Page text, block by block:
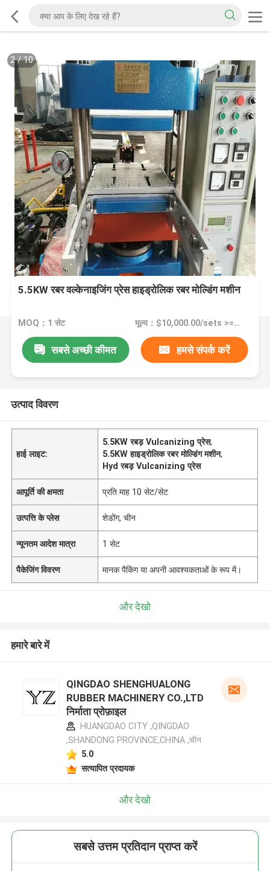
2/10
5.5KW रबर वल्केनाइजिंग प्रेस हाइड्रोलिक रबर मोल्डिंग मशीन
MOQ：1 सेट मूल्य：$10,000.00/sets >=1 sets
सबसे अच्छी कीमत हमसे संपर्क करें
उत्पाद विवरण
हाई लाइट:
5.5KW रबड़ Vulcanizing प्रेस,
5.5KW हाइड्रोलिक रबर मोल्डिंग मशीन,
Hyd रबड़ Vulcanizing प्रेस
आपूर्ति की क्षमता प्रति माह 10 सेट/सेट
उत्पत्ति के प्लेस शेडोंग, चीन
न्यूनतम आदेश मात्रा 1 सेट
पैकेजिंग विवरण मानक पैकिंग या अपनी आवश्यकताओं के रूप में।
और देखो
हमारे बारे में
QINGDAO SHENGHUALONG
RUBBER MACHINERY CO.,LTD
निर्माता प्रोफ़ाइल
HUANGDAO CITY ,QINGDAO
,SHANDONG PROVINCE,CHINA ,चीन
5.0
सत्यापित प्रदायक
और देखो
सबसे उत्तम प्रतिदान प्राप्त करें